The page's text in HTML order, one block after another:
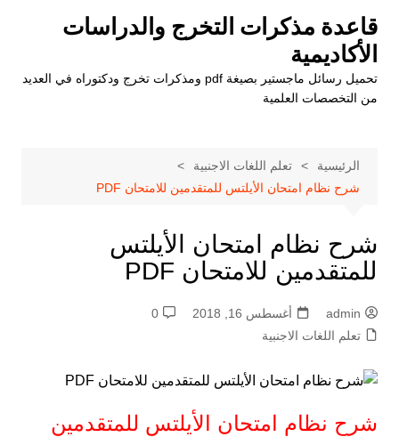
المحتوى
قاعدة مذكرات التخرج والدراسات
الأكاديمية
تحميل رسائل ماجستير بصيغة pdf ومذكرات تخرج ودكتوراه في العديد
من التخصصات العلمية
الرئيسية
تعلم اللغات الاجنبية
شرح نظام امتحان الأيلتس للمتقدمين للامتحان PDF
شرح نظام امتحان الأيلتس
للمتقدمين للامتحان PDF
admin أغسطس 16, 2018
0
تعلم اللغات الاجنبية
شرح نظام امتحان الأيلتس للمتقدمين